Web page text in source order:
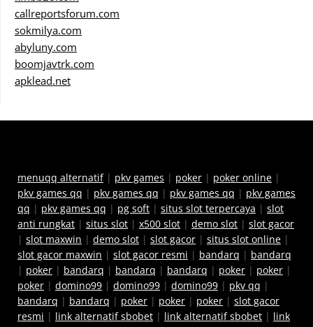
callreportsforum.com
sokmilya.com
abyluny.com
boomjavtrk.com
apklead.net
menuqq alternatif| pkv games | poker | poker online |
pkv games qq | pkv games qq | pkv games qq | pkv games
qq | pkv games qq | pg soft | situs slot terpercaya | slot
anti rungkat | situs slot | x500 slot | demo slot | slot gacor
| slot maxwin | demo slot | slot gacor | situs slot online |
slot gacor maxwin | slot gacor resmi | bandarq | bandarq
| poker | bandarq | bandarq | bandarq | poker | poker |
poker | domino99 | domino99 | domino99 | pkv qq |
bandarq | bandarq | poker | poker | poker | slot gacor
resmi | link alternatif sbobet | link alternatif sbobet | link